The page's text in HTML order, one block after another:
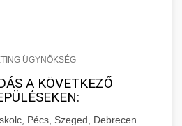
ÜGYNÖKSÉG
A KÖVETKEZŐ
Pécs, Szeged, Debrecen